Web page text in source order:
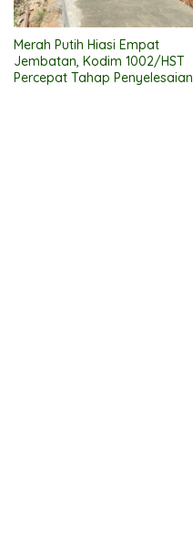
Merah Putih Hiasi Empat
Jembatan, Kodim 1002/HST
Percepat Tahap Penyelesaian